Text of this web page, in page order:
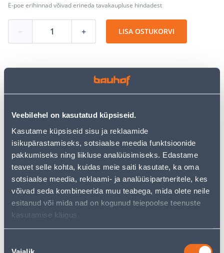
Veebilehel on kasutatud küpsiseid.
Kasutame küpsiseid sisu ja reklaamide
isikupärastamiseks, sotsiaalse meedia funktsioonide
pakkumiseks ning liikluse analüüsimiseks. Edastame
teavet selle kohta, kuidas meie saiti kasutate, ka oma
sotsiaalse meedia, reklaami- ja analüüsipartneritele, kes
võivad seda kombineerida muu teabega, mida olete neile
esitanud või mida nad on kogunud teiepoolse teenuste
kasutamise käigus.
E-poe erihinnad võivad erineda tavakaupluse hindadest
− + LISA OSTUKORVI
• Vahtpolüstüreenplaatide kinnitamiseks ja neile
soojustamisel kergmärjal meetodil.
• Elastne ja vastupidav.
• Ilmastikukindel.
• 14-päevane tagastusõigus.
Poest kätte, alates 10.08.2026